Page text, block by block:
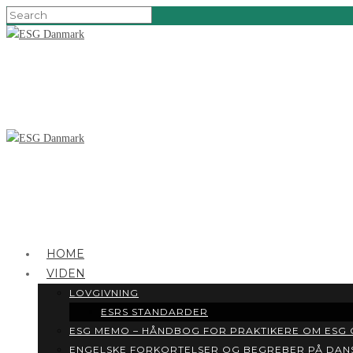
HOME
VIDEN
LOVGIVNING
ESRS STANDARDER
ESG MEMO – HÅNDBOG FOR PRAKTIKERE OM
ENGELSKE FORKORTELSER OG BEGREBER PÅ